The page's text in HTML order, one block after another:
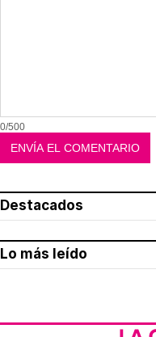
0/500
Destacados
Lo más leído